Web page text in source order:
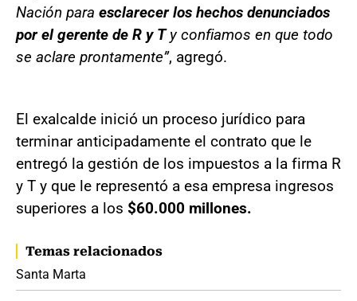
Nación para esclarecer los hechos denunciados
por el gerente de R y Ty confiamos en que todo
se aclare prontamente”, agregó.
El exalcalde inició un proceso jurídico para
terminar anticipadamente el contrato que le
entregó la gestión de los impuestos a la firma R
y T y que le representó a esa empresa ingresos
superiores a los $60.000 millones.
Temas relacionados
Santa Marta